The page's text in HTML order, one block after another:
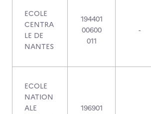
ECOLE
CENTRA
LE DE
NANTES
194401
00600
011
-
ECOLE
NATION
ALE
196901